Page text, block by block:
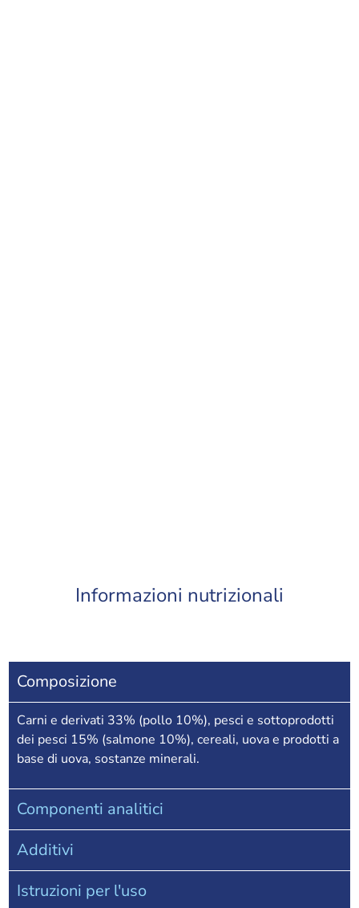
Informazioni nutrizionali
Composizione
Carni e derivati 33% (pollo 10%), pesci e sottoprodotti
dei pesci 15% (salmone 10%), cereali, uova e prodotti a
base di uova, sostanze minerali.
Componenti analitici
Additivi
Istruzioni per l'uso